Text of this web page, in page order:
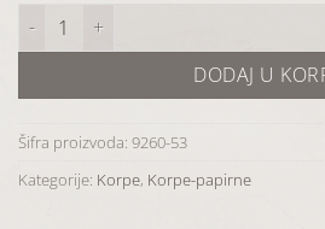
Korpa-papirna količina
DODAJ U
Šifra proizvoda: 9260-53
Kategorije: Korpe, Korpe-papirne